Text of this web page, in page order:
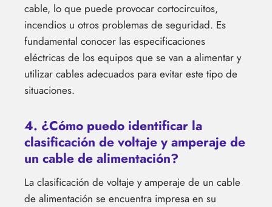
cable, lo que puede provocar cortocircuitos,
incendios u otros problemas de seguridad. Es
fundamental conocer las especificaciones
eléctricas de los equipos que se van a alimentar y
utilizar cables adecuados para evitar este tipo de
situaciones.
4. ¿Cómo puedo identificar la
clasificación de voltaje y amperaje de
un cable de alimentación?
La clasificación de voltaje y amperaje de un cable
de alimentación se encuentra impresa en su